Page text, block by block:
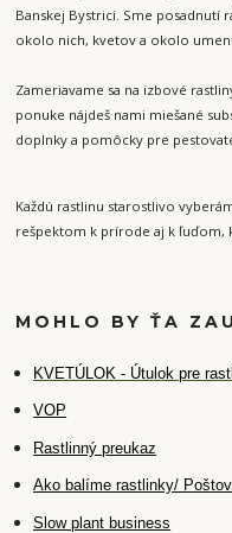
Banskej Bystrici. Sme posadnutí
okolo nich, kvetov a okolo
Zameriavame sa na izbové
ponuke nájdeš nami miešané
doplnky a pomôcky pre
Každú rastlinu starostlivo
rešpektom k prírode aj k ľuďom,
MOHLO BY ŤA
KVETÚLOK - Útulok pre
VOP
Rastlinný preukaz
Ako balíme rastlinky/
Slow plant business